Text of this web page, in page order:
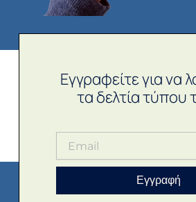
Εγγραφείτε για να
τα δελτία τύπου
Εγγραφή